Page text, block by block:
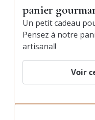
panier
Un petit cadeau
Pensez à notre
artisanal!
Voir